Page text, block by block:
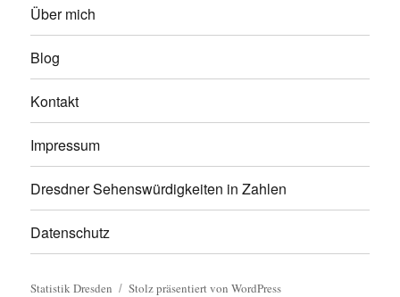
Über mich
Blog
Kontakt
Impressum
Dresdner Sehenswürdigkeiten in Zahlen
Datenschutz
Statistik Dresden Stolz präsentiert von WordPress